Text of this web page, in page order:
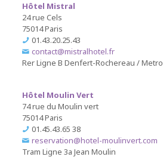
Hôtel Mistral
24 rue Cels
75014 Paris
01.43.20.25.43
contact@mistralhotel.fr
RerLigne B Denfert-Rochereau /Metro
Hôtel Moulin Vert
74 rue du Moulin vert
75014 Paris
01.45.43.65 38
reservation@hotel-moulinvert.com
Tram Ligne 3a Jean Moulin